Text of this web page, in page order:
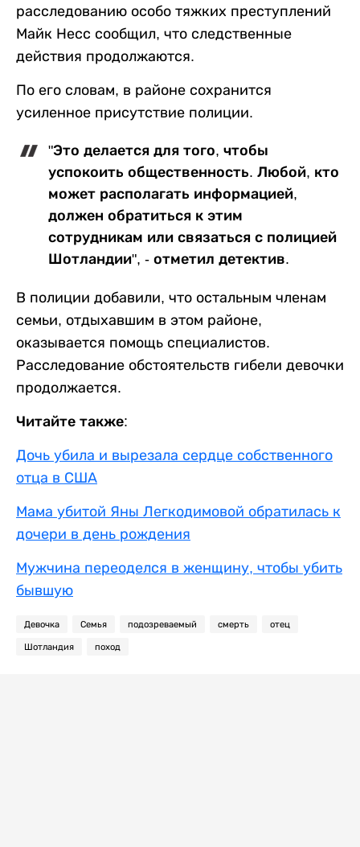
расследованию особо тяжких преступлений
Майк Несс сообщил, что следственные
действия продолжаются.
По его словам, в районе сохранится
усиленное присутствие полиции.
"Это делается для того, чтобы
успокоить общественность. Любой, кто
может располагать информацией,
должен обратиться к этим
сотрудникам или связаться с полицией
Шотландии", - отметил детектив.
В полиции добавили, что остальным членам
семьи, отдыхавшим в этом районе,
оказывается помощь специалистов.
Расследование обстоятельств гибели девочки
продолжается.
Читайте также:
Дочь убила и вырезала сердце собственного
отца в США
Мама убитой Яны Легкодимовой обратилась к
дочери в день рождения
Мужчина переоделся в женщину, чтобы убить
бывшую
Девочка Семья подозреваемый смерть отец
Шотландия поход